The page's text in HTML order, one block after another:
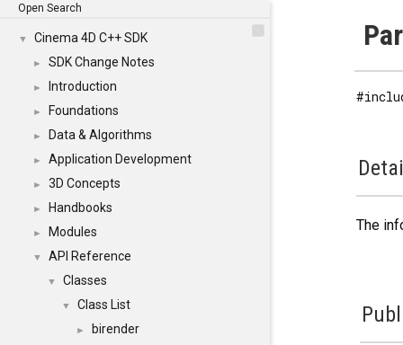
Open Search
▼ Cinema 4D C++ SDK
► SDK Change Notes
► Introduction
► Foundations
► Data & Algorithms
► Application Development
► 3D Concepts
► Handbooks
► Modules
▼ API Reference
▼ Classes
▼ Class List
► birender
The